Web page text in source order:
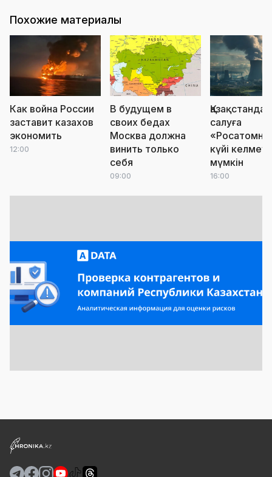
Похожие материалы
Как война России
заставит казахов
экономить
12:00
В будущем в
своих бедах
Москва должна
винить только
себя
09:00
салуға
күйі келмеуі
мүмкін
16:00